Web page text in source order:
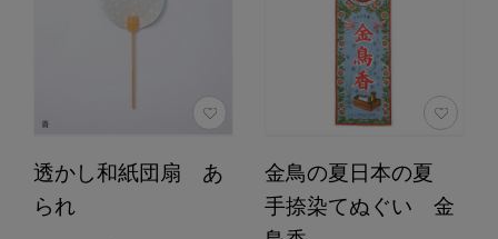
透かし和紙団扇 あ
られ
金鳥の夏日本の夏
手捺染てぬぐい 金